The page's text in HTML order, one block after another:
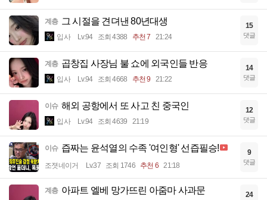
계층 그 시절을 견뎌낸 80년대생
입사 Lv.94 조회 4388 추천 7 21:24
15
댓글
계층 곱창집 사장님 불 쇼에 외국인들 반응
입사 Lv.94 조회 4668 추천 9 21:22
14
댓글
이슈 해외 공항에서 또 사고 친 중국인
입사 Lv.94 조회 4639 21:19
12
댓글
이슈 즙짜는 윤석열의 수족 '여인형' 선즙필승!
조졋네이거 Lv.37 조회 1746 추천 6 21:18
9
댓글
계층 아파트 엘베 망가뜨린 아줌마 사과문 24